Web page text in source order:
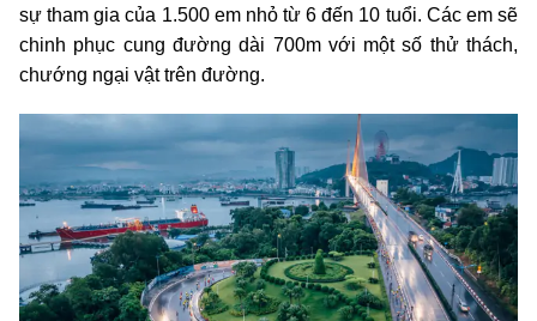
sự tham gia của 1.500 em nhỏ từ 6 đến 10 tuổi. Các em sẽ
chinh phục cung đường dài 700m với một số thử thách,
chướng ngại vật trên đường.